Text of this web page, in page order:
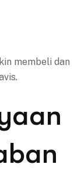
membeli dan